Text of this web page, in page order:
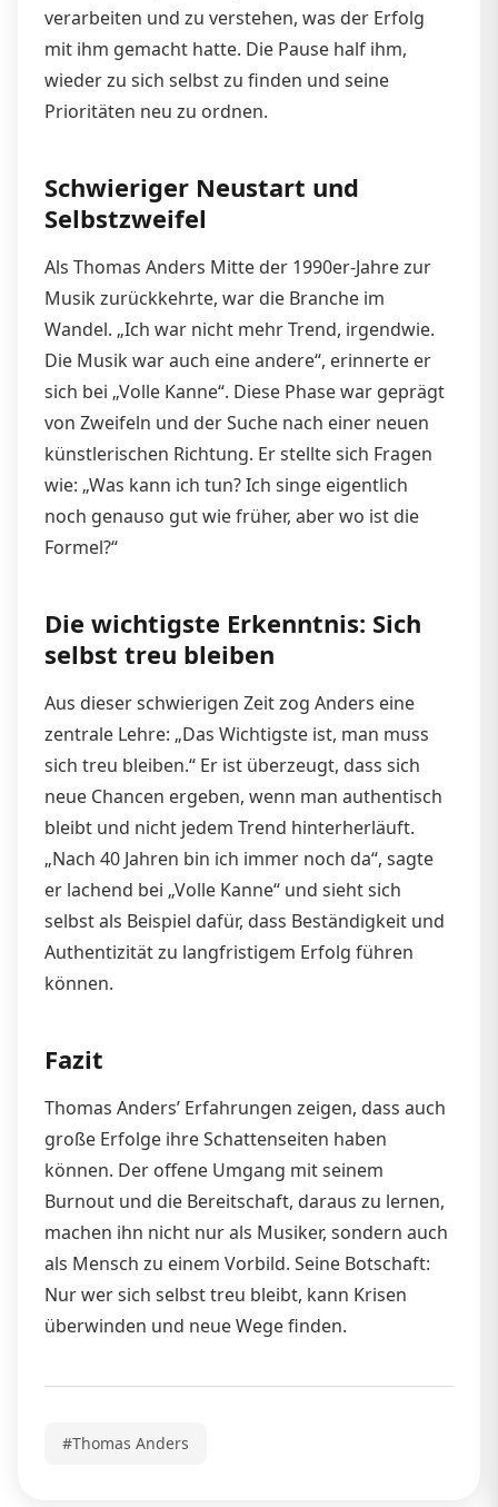
verarbeiten und zu verstehen, was der Erfolg
mit ihm gemacht hatte. Die Pause half ihm,
wieder zu sich selbst zu finden und seine
Prioritäten neu zu ordnen.
Schwieriger Neustart und
Selbstzweifel
Als Thomas Anders Mitte der 1990er-Jahre zur
Musik zurückkehrte, war die Branche im
Wandel. „Ich war nicht mehr Trend, irgendwie.
Die Musik war auch eine andere“, erinnerte er
sich bei „Volle Kanne“. Diese Phase war geprägt
von Zweifeln und der Suche nach einer neuen
künstlerischen Richtung. Er stellte sich Fragen
wie: „Was kann ich tun? Ich singe eigentlich
noch genauso gut wie früher, aber wo ist die
Formel?“
Die wichtigste Erkenntnis: Sich
selbst treu bleiben
Aus dieser schwierigen Zeit zog Anders eine
zentrale Lehre: „Das Wichtigste ist, man muss
sich treu bleiben.“ Er ist überzeugt, dass sich
neue Chancen ergeben, wenn man authentisch
bleibt und nicht jedem Trend hinterherläuft.
„Nach 40 Jahren bin ich immer noch da“, sagte
er lachend bei „Volle Kanne“ und sieht sich
selbst als Beispiel dafür, dass Beständigkeit und
Authentizität zu langfristigem Erfolg führen
können.
Fazit
Thomas Anders’ Erfahrungen zeigen, dass auch
große Erfolge ihre Schattenseiten haben
können. Der offene Umgang mit seinem
Burnout und die Bereitschaft, daraus zu lernen,
machen ihn nicht nur als Musiker, sondern auch
als Mensch zu einem Vorbild. Seine Botschaft:
Nur wer sich selbst treu bleibt, kann Krisen
überwinden und neue Wege finden.
#Thomas Anders